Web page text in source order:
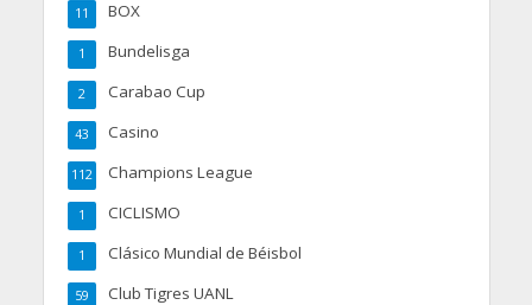
BOX
11
Bundelisga
1
Carabao Cup
2
Casino
43
Champions League
112
CICLISMO
1
Clásico Mundial de Béisbol
1
Club Tigres UANL
59